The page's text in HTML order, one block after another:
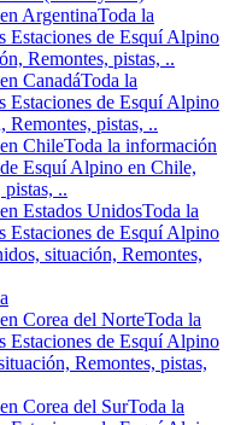
ArgentinaToda la
Estaciones de Esquí Alpino
Remontes, pistas, ..
CanadáToda la
Estaciones de Esquí Alpino
Remontes, pistas, ..
ChileToda la información
Esquí Alpino en Chile,
..
Estados UnidosToda la
Estaciones de Esquí Alpino
situación, Remontes,
Corea del NorteToda la
Estaciones de Esquí Alpino
Remontes, pistas,
Corea del SurToda la